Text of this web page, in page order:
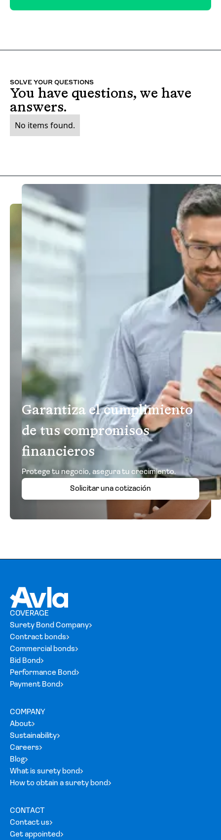
SOLVE YOUR QUESTIONS
You have questions, we have
answers.
No items found.
Garantiza el cumplimiento
de tus compromisos
financieros
Protege tu negocio, asegura tu crecimiento.
Solicitar una cotización
COVERAGE
Surety Bond Company
Contract bonds
Commercial bonds
Bid Bond
Performance Bond
Payment Bond
COMPANY
About
Sustainability
Careers
Blog
What is surety bond
How to obtain a surety bond
CONTACT
Contact us
Get appointed